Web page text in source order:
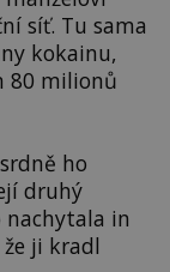
síť. Tu sama
kokainu,
80 milionů
ho
druhý
nachytala in
ji kradl